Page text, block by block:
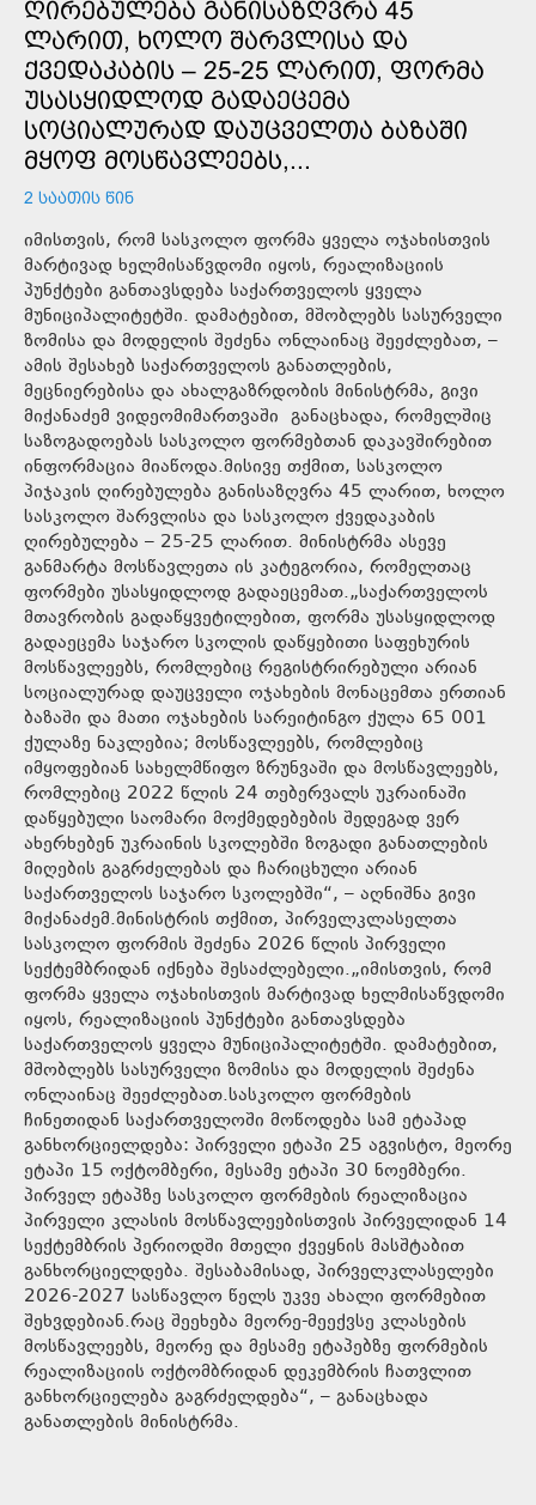
ᲦᲘᲠᲔᲑᲣᲚᲔᲑᲐ ᲒᲐᲜᲘᲡᲐᲖᲦᲕᲠᲐ 45
ᲚᲐᲠᲘᲗ, ᲮᲝᲚᲝ ᲨᲐᲠᲕᲚᲘᲡᲐ ᲓᲐ
ᲥᲕᲔᲓᲐᲙᲐᲑᲘᲡ – 25-25 ᲚᲐᲠᲘᲗ, ᲤᲝᲠᲛᲐ
ᲣᲡᲐᲡᲧᲘᲓᲚᲝᲓ ᲒᲐᲓᲐᲔᲪᲔᲛᲐ
ᲡᲝᲪᲘᲐᲚᲣᲠᲐᲓ ᲓᲐᲣᲪᲕᲔᲚᲗᲐ ᲑᲐᲖᲐᲨᲘ
ᲛᲧᲝᲤ ᲛᲝᲡᲬᲐᲕᲚᲔᲔᲑᲡ,...
2 ᲡᲐᲐᲗᲘᲡ ᲬᲘᲜ
იმისთვის, რომ სასკოლო ფორმა ყველა ოჯახისთვის
მარტივად ხელმისაწვდომი იყოს, რეალიზაციის
პუნქტები განთავსდება საქართველოს ყველა
მუნიციპალიტეტში. დამატებით, მშობლებს სასურველი
ზომისა და მოდელის შეძენა ონლაინაც შეეძლებათ, –
ამის შესახებ საქართველოს განათლების,
მეცნიერებისა და ახალგაზრდობის მინისტრმა, გივი
მიქანაძემ ვიდეომიმართვაში განაცხადა, რომელშიც
საზოგადოებას სასკოლო ფორმებთან დაკავშირებით
ინფორმაცია მიაწოდა.მისივე თქმით, სასკოლო
პიჯაკის ღირებულება განისაზღვრა 45 ლარით, ხოლო
სასკოლო შარვლისა და სასკოლო ქვედაკაბის
ღირებულება – 25-25 ლარით. მინისტრმა ასევე
განმარტა მოსწავლეთა ის კატეგორია, რომელთაც
ფორმები უსასყიდლოდ გადაეცემათ.„საქართველოს
მთავრობის გადაწყვეტილებით, ფორმა უსასყიდლოდ
გადაეცემა საჯარო სკოლის დაწყებითი საფეხურის
მოსწავლეებს, რომლებიც რეგისტრირებული არიან
სოციალურად დაუცველი ოჯახების მონაცემთა ერთიან
ბაზაში და მათი ოჯახების სარეიტინგო ქულა 65 001
ქულაზე ნაკლებია; მოსწავლეებს, რომლებიც
იმყოფებიან სახელმწიფო ზრუნვაში და მოსწავლეებს,
რომლებიც 2022 წლის 24 თებერვალს უკრაინაში
დაწყებული საომარი მოქმედებების შედეგად ვერ
ახერხებენ უკრაინის სკოლებში ზოგადი განათლების
მიღების გაგრძელებას და ჩარიცხული არიან
საქართველოს საჯარო სკოლებში“, – აღნიშნა გივი
მიქანაძემ.მინისტრის თქმით, პირველკლასელთა
სასკოლო ფორმის შეძენა 2026 წლის პირველი
სექტემბრიდან იქნება შესაძლებელი.„იმისთვის, რომ
ფორმა ყველა ოჯახისთვის მარტივად ხელმისაწვდომი
იყოს, რეალიზაციის პუნქტები განთავსდება
საქართველოს ყველა მუნიციპალიტეტში. დამატებით,
მშობლებს სასურველი ზომისა და მოდელის შეძენა
ონლაინაც შეეძლებათ.სასკოლო ფორმების
ჩინეთიდან საქართველოში მოწოდება სამ ეტაპად
განხორციელდება: პირველი ეტაპი 25 აგვისტო, მეორე
ეტაპი 15 ოქტომბერი, მესამე ეტაპი 30 ნოემბერი.
პირველ ეტაპზე სასკოლო ფორმების რეალიზაცია
პირველი კლასის მოსწავლეებისთვის პირველიდან 14
სექტემბრის პერიოდში მთელი ქვეყნის მასშტაბით
განხორციელდება. შესაბამისად, პირველკლასელები
2026-2027 სასწავლო წელს უკვე ახალი ფორმებით
შეხვდებიან.რაც შეეხება მეორე-მეექვსე კლასების
მოსწავლეებს, მეორე და მესამე ეტაპებზე ფორმების
რეალიზაციის ოქტომბრიდან დეკემბრის ჩათვლით
განხორციელება გაგრძელდება“, – განაცხადა
განათლების მინისტრმა.